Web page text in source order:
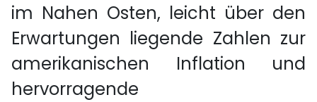
im Nahen Osten, leicht über den
Erwartungen liegende Zahlen zur
amerikanischen Inflation und
hervorragende